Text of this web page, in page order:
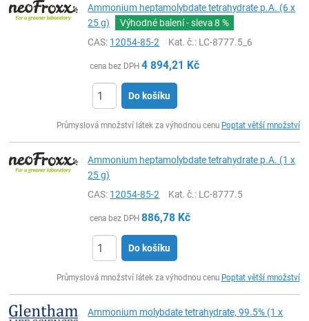
Ammonium heptamolybdate tetrahydrate p.A. (6 x
25 g)
Výhodné balení - sleva8 %
CAS: 12054-85-2 Kat. č.: LC-8777.5_6
cena bez DPH 4 894,21 Kč
Do košíku
Průmyslová množství látek za výhodnou cenu Poptat větší množství
Ammonium heptamolybdate tetrahydrate p.A. (1 x
25 g)
CAS: 12054-85-2 Kat. č.: LC-8777.5
cena bez DPH 886,78 Kč
Do košíku
Průmyslová množství látek za výhodnou cenu Poptat větší množství
Ammonium molybdate tetrahydrate, 99.5% (1 x